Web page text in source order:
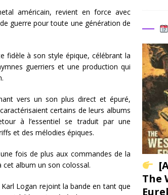
américain, revient en force avec
guerre pour toute une génération de
fidèle à son style épique, célébrant la
guerriers et une production qui
vers un son plus direct et épuré,
certains de leurs albums
à l’essentiel se traduit par une
et des mélodies épiques.
fois de plus aux commandes de la
album un son colossal.
Logan rejoint la bande en tant que
The